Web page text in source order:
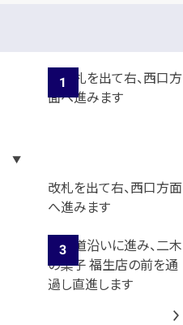
改札を出て右、西口方面
へ進みます